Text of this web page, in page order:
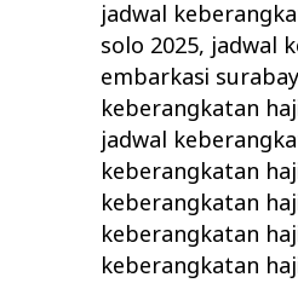
jadwal
solo 2025, jadwal
embarkasi
keberangkatan
jadwal
keberangkatan
keberangkatan
keberangkatan
keberangkatan